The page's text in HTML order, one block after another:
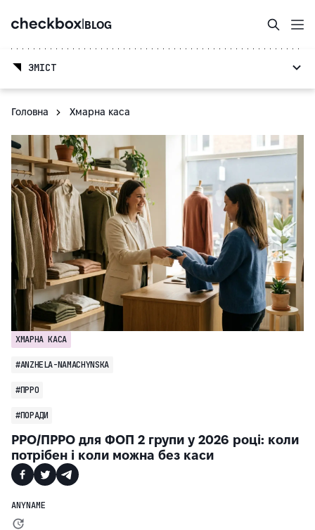
|BLOG
ЗМІСТ
Головна Хмарна каса
ХМАРНА КАСА
#ANZHELA-NAMACHYNSKA
#ПРРО
#ПОРАДИ
РРО/ПРРО для ФОП 2 групи у 2026 році: коли
потрібен і коли можна без каси
ANYNAME